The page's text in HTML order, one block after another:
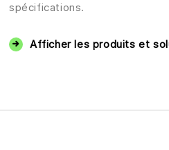
spécifications.
Afficher les produits et